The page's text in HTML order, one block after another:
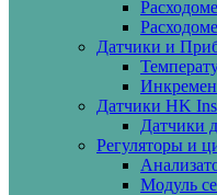
Датчики и
Датчики HK
Датчики
Регуляторы и
Модуль